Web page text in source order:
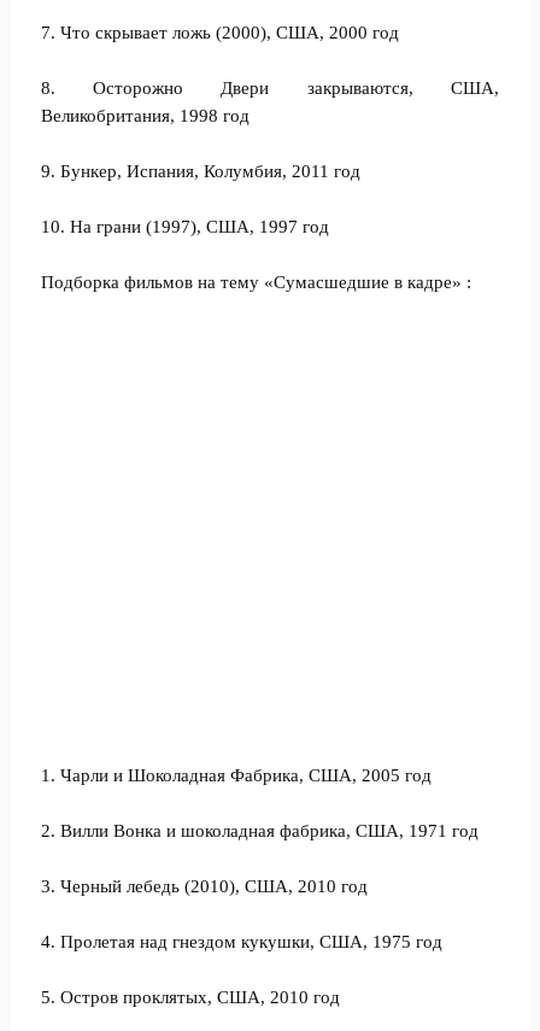
7. Что скрывает ложь (2000), США, 2000 год
8. Осторожно Двери закрываются, США,
Великобритания, 1998 год
9. Бункер, Испания, Колумбия, 2011 год
10. На грани (1997), США, 1997 год
Подборка фильмов на тему «Сумасшедшие в кадре» :
1. Чарли и Шоколадная Фабрика, США, 2005 год
2. Вилли Вонка и шоколадная фабрика, США, 1971 год
3. Черный лебедь (2010), США, 2010 год
4. Пролетая над гнездом кукушки, США, 1975 год
5. Остров проклятых, США, 2010 год